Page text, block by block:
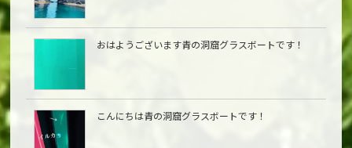
おはようございます青の洞窟グラスボートです！
こんにちは青の洞窟グラスボートです！